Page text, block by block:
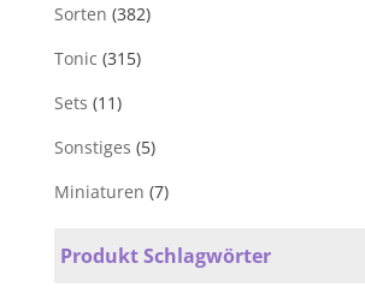
Sorten (382)
Tonic (315)
Sets (11)
Sonstiges (5)
Miniaturen (7)
Produkt Schlagwörter